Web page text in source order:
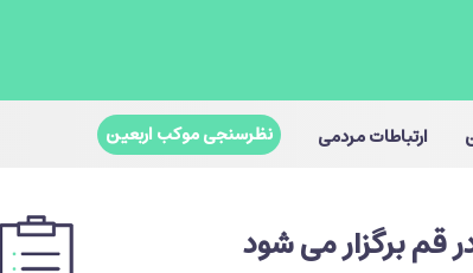
ارتباطات مردمی نظرسنجی موکب اربعین
قم برگزار می شود